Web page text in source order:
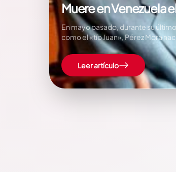
Muere en Venezuela
En mayo pasado, durante su
como el «tío Juan», Pérez Mora
Leer artículo